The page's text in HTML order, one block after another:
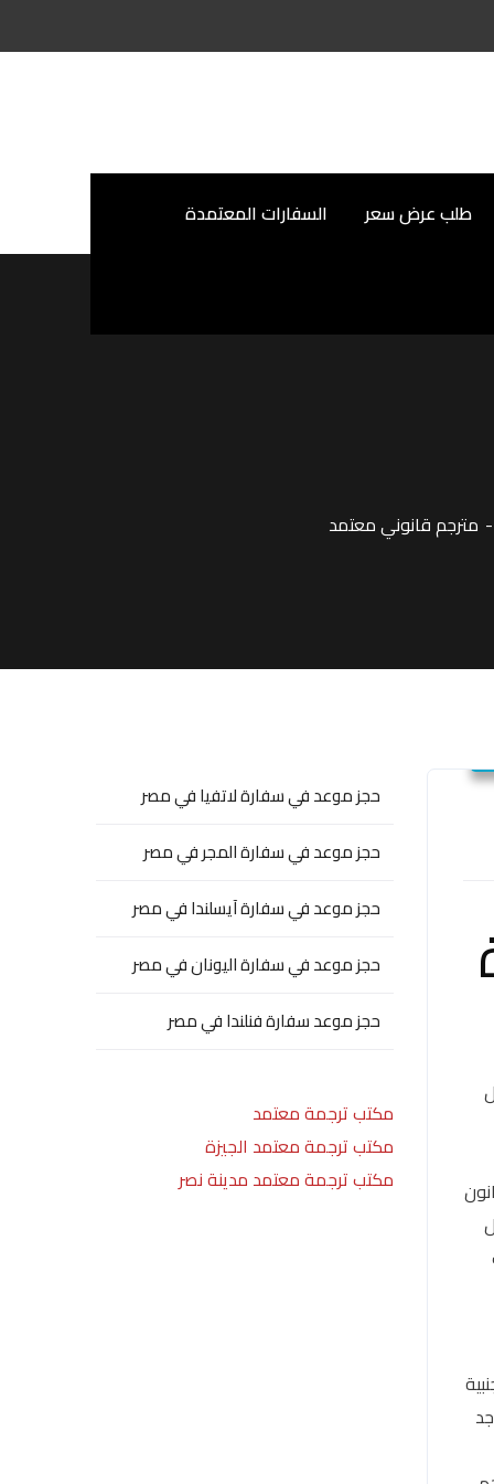
طلب عرض سعر السفارات المعتمدة
مترجم قانوني معتمد
حجز موعد في سفارة لاتفيا في مصر
حجز موعد في سفارة المجر في مصر
حجز موعد في سفارة آيسلندا في مصر
حجز موعد في سفارة اليونان في مصر
حجز موعد سفارة فنلندا في مصر
مكتب ترجمة معتمد
مكتب ترجمة معتمد الجيزة
مكتب ترجمة معتمد مدينة نصر